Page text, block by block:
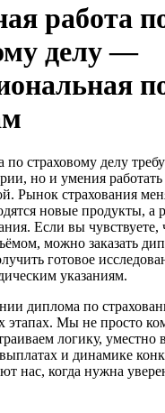
работа
делу —
страховому делу
но и умения
Рынок страхования
новые продукты, а
Если вы чувствуете,
можно заказать
готовое
указаниям.
диплома по
этапах. Мы не просто
логику, уместно
и динамике
нас, когда нужна